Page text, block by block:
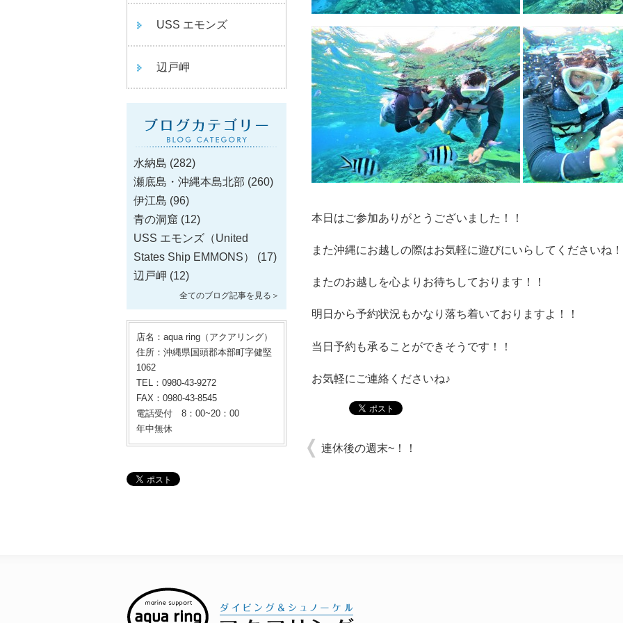
USS エモンズ
辺戸岬
水納島 (282)
瀬底島・沖縄本島北部 (260)
伊江島 (96)
青の洞窟 (12)
USS エモンズ（United
States Ship EMMONS）
(17)
辺戸岬 (12)
全てのブログ記事を見る＞
店名：aqua ring（アクアリング）
住所：沖縄県国頭郡本部町字健堅
1062
TEL：0980-43-9272
FAX：0980-43-8545
電話受付 8：00~20：00
年中無休
本日はご参加ありがとうございました！！
また沖縄にお越しの際はお気軽に遊びにいらしてくださいね
またのお越しを心よりお待ちしております！！
明日から予約状況もかなり落ち着いておりますよ！！
当日予約も承ることができそうです！！
お気軽にご連絡くださいね♪
連休後の週末~！！